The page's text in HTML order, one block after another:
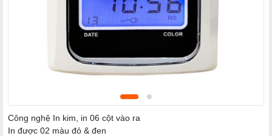
Công nghệ In kim, in 06 cột vào ra
In được 02 màu đỏ & đen